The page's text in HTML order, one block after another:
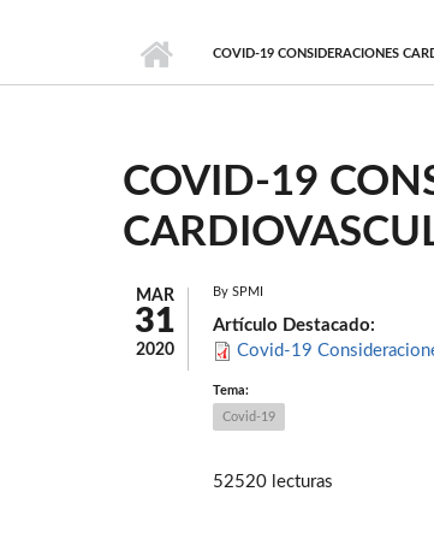
COVID-19 CONSIDERACIONES
COVID-19
MAR
31
2020
By SPMI
Artículo Destacado:
Covid-19
Tema:
Covid-19
52520 lecturas